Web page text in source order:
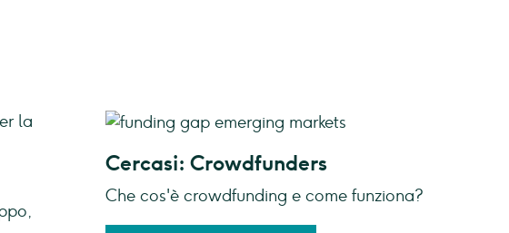
la
Cercasi: Crowdfunders
Che cos'è crowdfunding e come funziona?